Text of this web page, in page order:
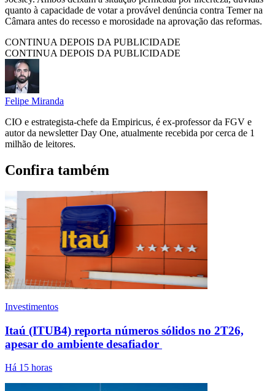
quanto à capacidade de votar a provável denúncia contra Temer na
Câmara antes do recesso e morosidade na aprovação das reformas.
CONTINUA DEPOIS DA PUBLICIDADE
CONTINUA DEPOIS DA PUBLICIDADE
Felipe Miranda
CIO e estrategista-chefe da Empiricus, é ex-professor da FGV e
autor da newsletter Day One, atualmente recebida por cerca de 1
milhão de leitores.
Confira também
Investimentos
Itaú (ITUB4) reporta números sólidos no 2T26,
apesar do ambiente desafiador
Há 15 horas